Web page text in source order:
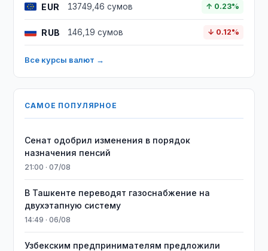
EUR 13749,46 сумов ↑ 0.23%
RUB 146,19 сумов ↓ 0.12%
Все курсы валют →
САМОЕ ПОПУЛЯРНОЕ
Сенат одобрил изменения в порядок
назначения пенсий
21:00 · 07/08
В Ташкенте переводят газоснабжение на
двухэтапную систему
14:49 · 06/08
Узбекским предпринимателям предложили